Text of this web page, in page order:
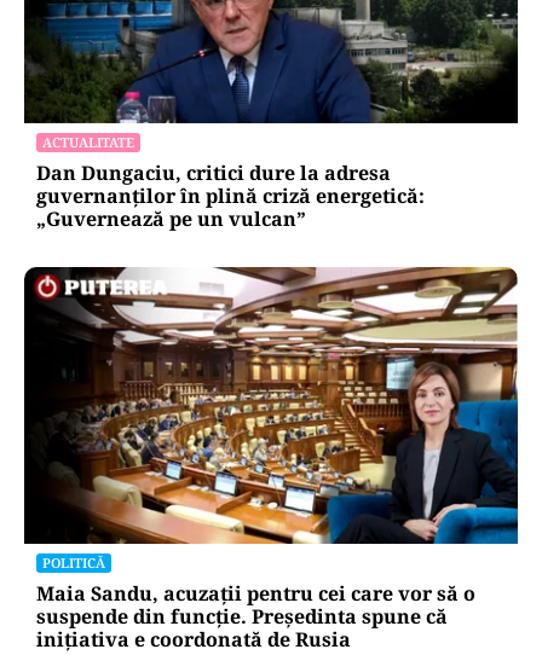
ACTUALITATE
Dan Dungaciu, critici dure la adresa
guvernanților în plină criză energetică:
„Guvernează pe un vulcan”
POLITICĂ
Maia Sandu, acuzații pentru cei care vor să o
suspende din funcție. Președinta spune că
inițiativa e coordonată de Rusia